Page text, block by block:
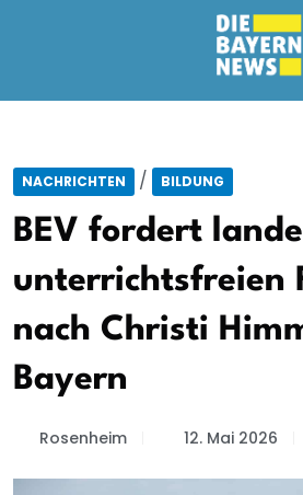
NACHRICHTEN / BILDUNG
BEV fordert
unterrichtsfreien
nach Christi
Bayern
Rosenheim 12. Mai 2026